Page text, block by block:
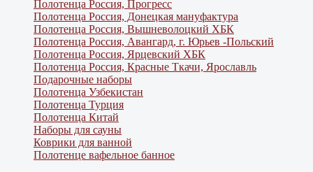
Полотенца Россия, Прогресс
Полотенца Россия, Донецкая мануфактура
Полотенца Россия, Вышневолоцкий ХБК
Полотенца Россия, Авангард, г. Юрьев -Польский
Полотенца Россия, Ярцевский ХБК
Полотенца Россия, Красные Ткачи, Ярославль
Подарочные наборы
Полотенца Узбекистан
Полотенца Турция
Полотенца Китай
Наборы для сауны
Коврики для ванной
Полотенце вафельное банное